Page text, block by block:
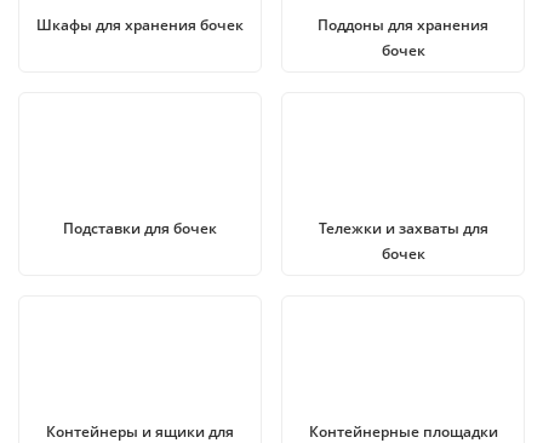
Шкафы для хранения бочек
Поддоны для хранения
бочек
Подставки для бочек
Тележки и захваты для
бочек
Контейнеры и ящики для
Контейнерные площадки